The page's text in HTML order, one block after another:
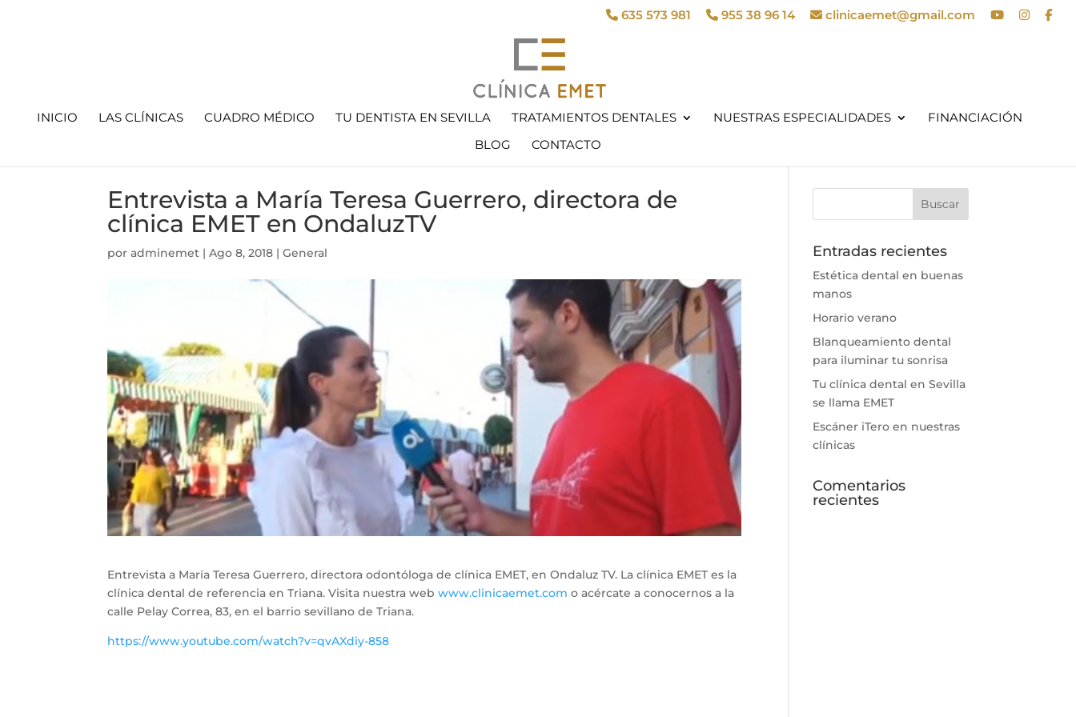
635 573 981 955 38 96 14 clinicaemet@gmail.com
INICIO LAS CLÍNICAS CUADRO MÉDICO TU DENTISTA EN SEVILLA TRATAMIENTOS DENTALES NUESTRAS ESPECIALIDADES
FINANCIACIÓN
BLOG
CONTACTO
Entrevista a María Teresa Guerrero, directora de
clínica EMET en OndaluzTV
poradminemet |Ago 8, 2018 |General
Entrevista a María Teresa Guerrero, directora odontóloga de clínica EMET, en Ondaluz TV. La clínica EMET es la
clínica dental de referencia en Triana. Visita nuestra webwww.clinicaemet.com o acércate a conocernos a la
calle Pelay Correa, 83, en el barrio sevillano de Triana.
https://www.youtube.com/watch?v=qvAXdiy-858
Entradas recientes
Estética dental en buenas
manos
Horario verano
Blanqueamiento dental
para iluminar tu sonrisa
Tu clínica dental en Sevilla
se llama EMET
Escáner iTero en nuestras
clínicas
Comentarios
recientes